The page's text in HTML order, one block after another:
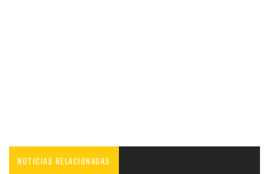
NOTICIAS RELACIONADAS